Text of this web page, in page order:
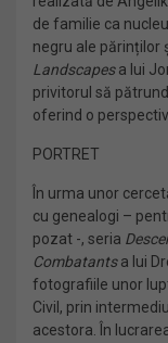
de familie ca
negru ale părinților
Landscapesa lui
privitorul să
oferind o
PORTRET
În urma unor
cu genealogi –
pozat -, seria
Combatantsa lui
fotografiile unor
Civil, prin
acestora. În